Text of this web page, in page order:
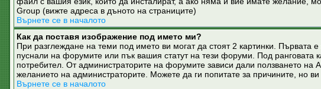
Group (вижте адреса в дъното на страниците)
Върнете се в началото
Как да поставя изображение под името ми?
При разглеждане на теми под името ви могат да стоят 2 картинки. Първата
пуснали на форумите или пък вашия статут на тези форуми. Под ранговата
потребител. От администраторите на форумите зависи дали ползването
желанието на администраторите. Можете да ги попитате за причините, но
Върнете се в началото